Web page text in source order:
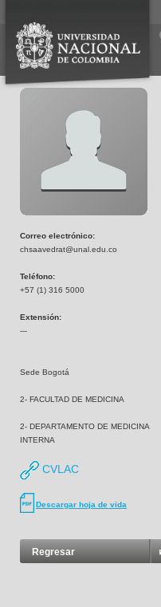
Correo electrónico:
chsaavedrat@unal.edu.co
Teléfono:
+57 (1) 316 5000
Extensión:
---
Sede Bogotá
2- FACULTAD DE MEDICINA
2- DEPARTAMENTO DE MEDICINA
INTERNA
CVLAC
Descargar hoja de vida
Regresar